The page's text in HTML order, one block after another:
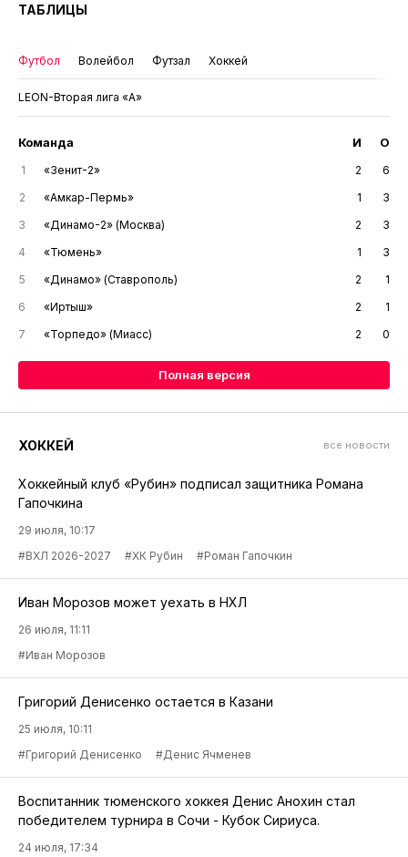
ТАБЛИЦЫ
Футбол Волейбол Футзал Хоккей
LEON-Вторая лига «А»
Команда И О
1 «Зенит-2» 2
6
2
«Амкар-Пермь» 1
3
3
«Динамо-2» (Москва) 2
3
4
«Тюмень» 1
3
5
«Динамо» (Ставрополь) 2
1
6
«Иртыш» 2
1
7
«Торпедо» (Миасс) 2 0
Полная версия
ХОККЕЙ все новости
Хоккейный клуб «Рубин» подписал защитника Романа
Гапочкина
29 июля, 10:17
#ВХЛ 2026-2027
#ХК Рубин #Роман Гапочкин
Иван Морозов может уехать в НХЛ
26 июля, 11:11
#Иван Морозов
Григорий Денисенко остается в Казани
25 июля, 10:11
#Григорий Денисенко
#Денис Ячменев
Воспитанник тюменского хоккея Денис Анохин стал
победителем турнира в Сочи - Кубок Сириуса.
24 июля, 17:34